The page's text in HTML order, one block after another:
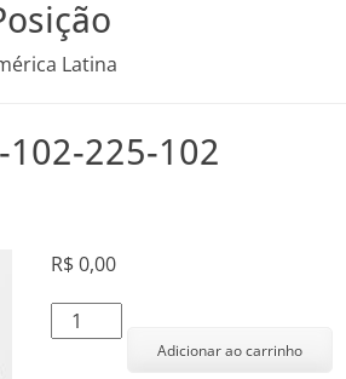
Latina
225-102
R$0,00
Transdutor
Linear
Adicionar ao carrinho